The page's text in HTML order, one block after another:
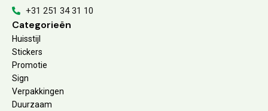
+31 251 34 31 10
Categorieën
Huisstijl
Stickers
Promotie
Sign
Verpakkingen
Duurzaam